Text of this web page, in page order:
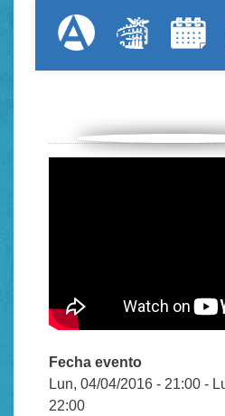
Menú
Fecha evento
Lun, 04/04/2016 - 21:00 -
22:00